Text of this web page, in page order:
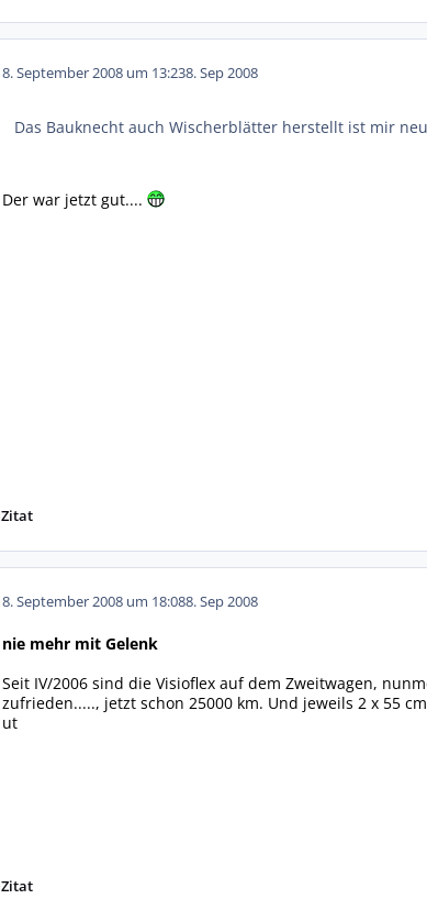
8. September 2008 um 13:238. Sep 2008
Das Bauknecht auch Wischerblätter herstellt ist mir
Der war jetzt gut....
Zitat
8. September 2008 um 18:088. Sep 2008
nie mehr mit Gelenk
Seit IV/2006 sind die Visioflex auf dem Zweitwagen,
zufrieden....., jetzt schon 25000 km. Und jeweils 2 x 55
ut
Zitat